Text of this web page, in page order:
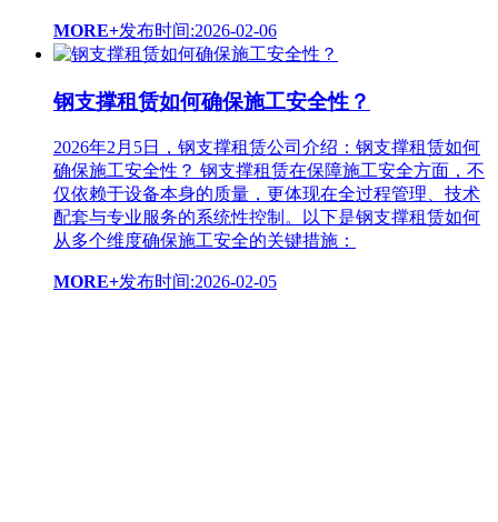
MORE+发布时间:2026-02-06
钢支撑租赁如何确保施工安全性？
2026年2月5日，钢支撑租赁公司介绍：钢支撑租赁如何
确保施工安全性？ 钢支撑租赁在保障施工安全方面，不
仅依赖于设备本身的质量，更体现在全过程管理、技术
配套与专业服务的系统性控制。以下是钢支撑租赁如何
从多个维度确保施工安全的关键措施：
MORE+发布时间:2026-02-05